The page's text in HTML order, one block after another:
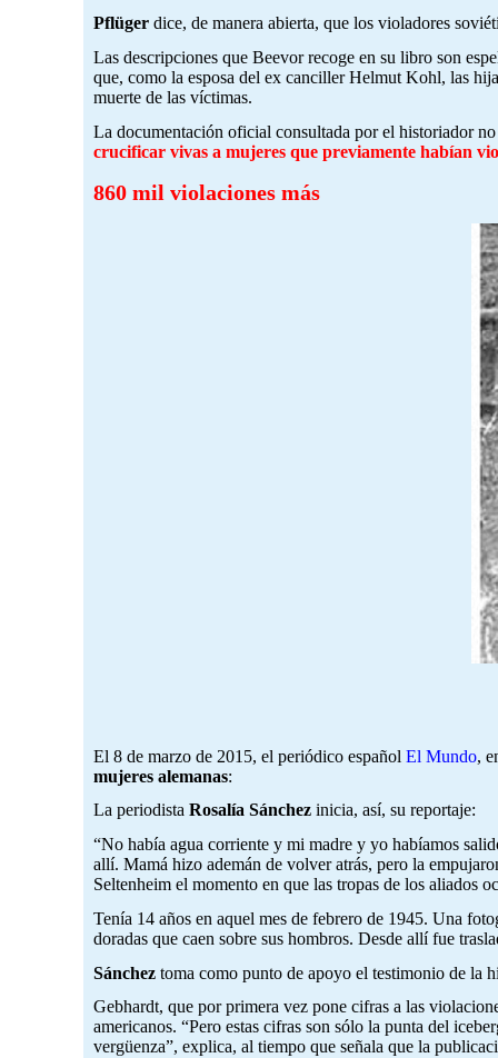
Pflüger dice, de manera abierta, que los violadores
Las descripciones que Beevor recoge en su libro son
que, como la esposa del ex canciller Helmut Kohl, las
muerte de las víctimas.
La documentación oficial consultada por el historiador
crucificar vivas a mujeres que previamente habían
860 mil violaciones más
El 8 de marzo de 2015, el periódico español El Mundo,
mujeres alemanas:
La periodista Rosalía Sánchez inicia, así, su reportaje:
“No había agua corriente y mi madre y yo habíamos
allí. Mamá hizo ademán de volver atrás, pero la
Seltenheim el momento en que las tropas de los aliados
Tenía 14 años en aquel mes de febrero de 1945. Una
doradas que caen sobre sus hombros. Desde allí fue
Sánchez toma como punto de apoyo el testimonio de la
Gebhardt, que por primera vez pone cifras a las
americanos. “Pero estas cifras son sólo la punta del
vergüenza”, explica, al tiempo que señala que la